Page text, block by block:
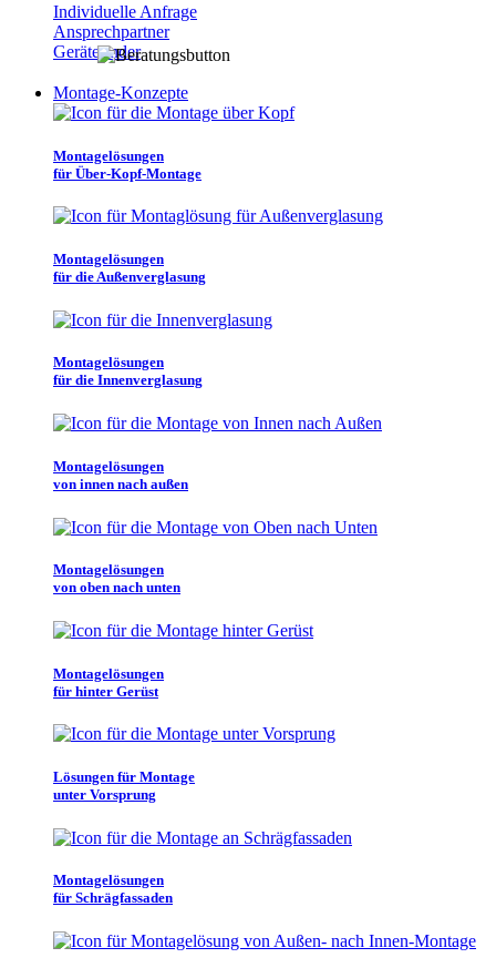
Individuelle Anfrage
Ansprechpartner
Gerätefinder
Montage-Konzepte
Montagelösungen
für Über-Kopf-Montage
Montagelösungen
für die Außenverglasung
Montagelösungen
für die Innenverglasung
Montagelösungen
von innen nach außen
Montagelösungen
von oben nach unten
Montagelösungen
für hinter Gerüst
Lösungen für Montage
unter Vorsprung
Montagelösungen
für Schrägfassaden